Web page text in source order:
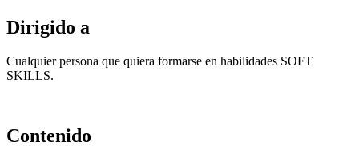
Dirigido a
Cualquier persona que quiera formarse en habilidades SOFT
SKILLS.
Contenido